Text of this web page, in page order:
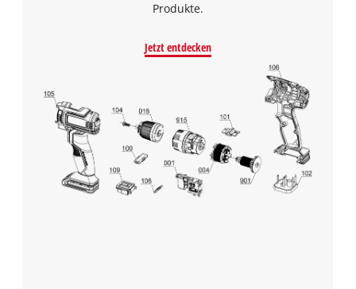
Produkte.
Jetzt entdecken